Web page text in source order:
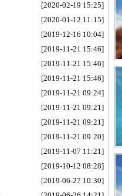
[2020-02-19 15:25]
[2020-01-12 11:15]
[2019-12-16 10:04]
[2019-11-21 15:46]
[2019-11-21 15:46]
[2019-11-21 15:46]
[2019-11-21 09:24]
[2019-11-21 09:21]
[2019-11-21 09:21]
[2019-11-21 09:20]
[2019-11-07 11:21]
[2019-10-12 08:28]
[2019-06-27 10:30]